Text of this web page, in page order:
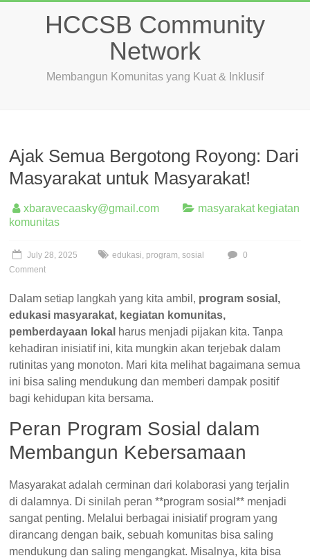
HCCSB Community
Network
Membangun Komunitas yang Kuat & Inklusif
Ajak Semua Bergotong Royong: Dari
Masyarakat untuk Masyarakat!
xbaravecaasky@gmail.com
masyarakat kegiatan
komunitas
July 28, 2025 edukasi, program,sosial
0
Comment
Dalam setiap langkah yang kita ambil, program sosial,
edukasi masyarakat, kegiatan komunitas,
pemberdayaan lokal harus menjadi pijakan kita. Tanpa
kehadiran inisiatif ini, kita mungkin akan terjebak dalam
rutinitas yang monoton. Mari kita melihat bagaimana semua
ini bisa saling mendukung dan memberi dampak positif
bagi kehidupan kita bersama.
Peran Program Sosial dalam
Membangun Kebersamaan
Masyarakat adalah cerminan dari kolaborasi yang terjalin
di dalamnya. Di sinilah peran **program sosial** menjadi
sangat penting. Melalui berbagai inisiatif program yang
dirancang dengan baik, sebuah komunitas bisa saling
mendukung dan saling mengangkat. Misalnya, kita bisa